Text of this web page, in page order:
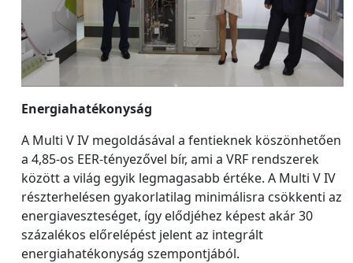
Energiahatékonyság
A Multi V IV megoldásával a fentieknek köszönhetően
a 4,85-os EER-tényezővel bír, ami a VRF rendszerek
között a világ egyik legmagasabb értéke. A Multi V IV
részterhelésen gyakorlatilag minimálisra csökkenti az
energiaveszteséget, így elődjéhez képest akár 30
százalékos előrelépést jelent az integrált
energiahatékonyság szempontjából.